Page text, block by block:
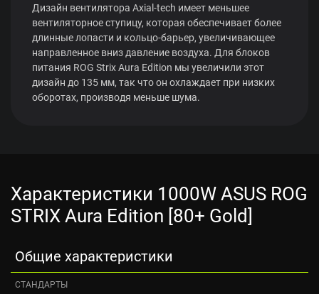
Дизайн вентилятора Axial-tech имеет меньшее
вентиляторное ступицу, которая обеспечивает более
длинные лопасти и кольцо-барьер, увеличивающее
направленное вниз давление воздуха. Для блоков
питания ROG Strix Aura Edition мы увеличили этот
дизайн до 135 мм, так что он охлаждает при низких
оборотах, производя меньше шума.
Характеристики 1000W ASUS ROG
STRIX Aura Edition [80+ Gold]
Общие характеристики
СТАНДАРТЫ